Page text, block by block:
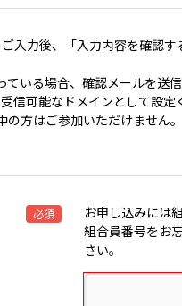
入力後、「入力内容を確認す
ている場合、確認メールを
信可能なドメインとして設定
方はご参加いただけません。
必須
お申し込みには
組合員番号をお
さい。